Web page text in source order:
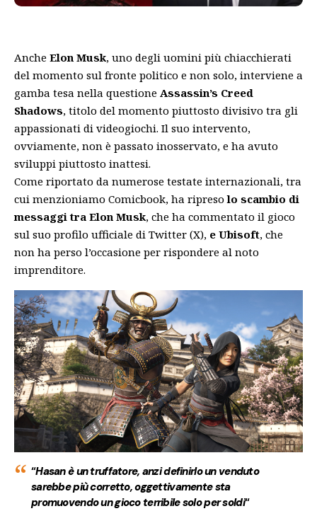
Anche Elon Musk, uno degli uomini più chiacchierati
del momento sul fronte politico e non solo, interviene a
gamba tesa nella questione Assassin’s Creed
Shadows, titolo del momento piuttosto divisivo tra gli
appassionati di videogiochi. Il suo intervento,
ovviamente, non è passato inosservato, e ha avuto
sviluppi piuttosto inattesi.
Come riportato da numerose testate internazionali, tra
cui menzioniamo Comicbook, ha ripreso lo scambio di
messaggi tra Elon Musk, che ha commentato il gioco
sul suo profilo ufficiale di Twitter (X), e Ubisoft, che
non ha perso l’occasione per rispondere al noto
imprenditore.
“Hasan è un truffatore, anzi definirlo un venduto
sarebbe più corretto, oggettivamente sta
promuovendo un gioco terribile solo per soldi“